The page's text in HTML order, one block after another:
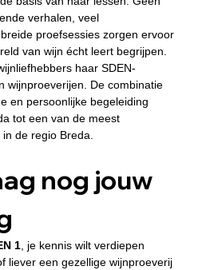
verhalen, veel
proefsessies zorgen ervoor
van wijn écht leert begrijpen.
haar SDEN-
wijnproeverijen. De combinatie
en persoonlijke begeleiding
tot een van de meest
de regio Breda.
nog jouw
1, je kennis wilt verdiepen
liever een gezellige wijnproeverij